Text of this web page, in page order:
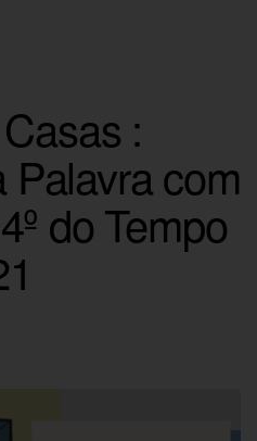
:
Palavra com
do Tempo